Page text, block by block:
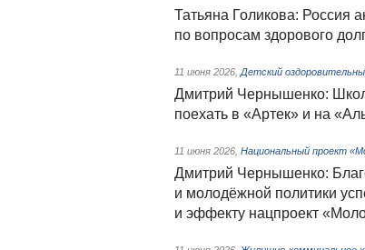
Татьяна Голикова: Россия
по вопросам здорового
11 июня 2026 Детский
Дмитрий Чернышенко:
поехать в «Артек» и на
11 июня 2026 Национальный проект
Дмитрий Чернышенко:
и молодёжной политики
и эффекту нацпроект